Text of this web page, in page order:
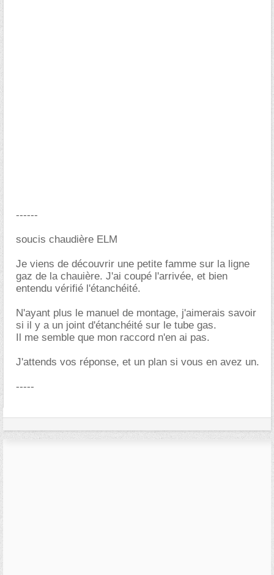
------
soucis chaudière ELM
Je viens de découvrir une petite famme sur la ligne
gaz de la chauière. J'ai coupé l'arrivée, et bien
entendu vérifié l'étanchéité.
N'ayant plus le manuel de montage, j'aimerais savoir
si il y a un joint d'étanchéité sur le tube gas.
Il me semble que mon raccord n'en ai pas.
J'attends vos réponse, et un plan si vous en avez un.
-----